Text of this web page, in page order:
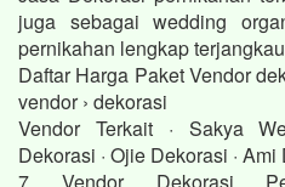
juga sebagai wedding
pernikahan lengkap
Daftar Harga Paket Vendor
vendor › dekorasi
Vendor Terkait · Sakya
Dekorasi · Ojie Dekorasi ·